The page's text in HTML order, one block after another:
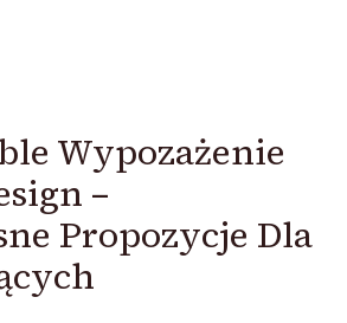
Wypozażenie
–
Propozycje Dla